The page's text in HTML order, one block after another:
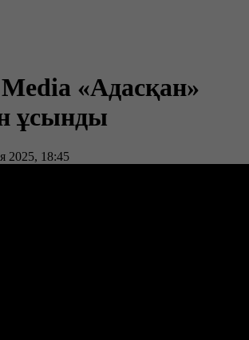
«Адасқан»
ұсынды
2025, 18:45